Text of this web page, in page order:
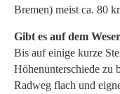
Bremen) meist ca. 80
Gibt es auf dem
Bis auf einige kurze
Höhenunterschiede zu
Radweg flach und